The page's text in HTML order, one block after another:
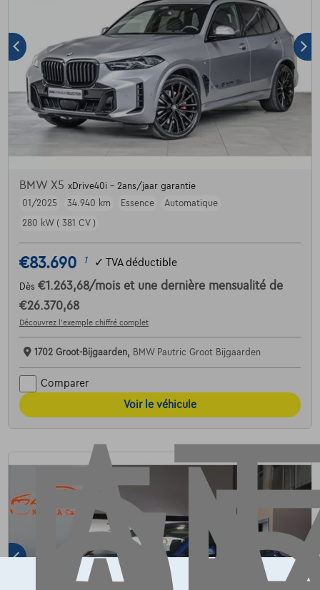
BMW X5 xDrive40i - 2ans/jaar garantie
01/2025
34.940 km Essence
Automatique
280 kW ( 381 CV )
€83.690 1 ✓ TVA déductible
Dès €1.263,68/mois et une dernière mensualité de
€26.370,68
Découvrez l’exemple chiffré complet
1702 Groot-Bijgaarden, BMW Pautric Groot Bijgaarden
Comparer
Voir le véhicule